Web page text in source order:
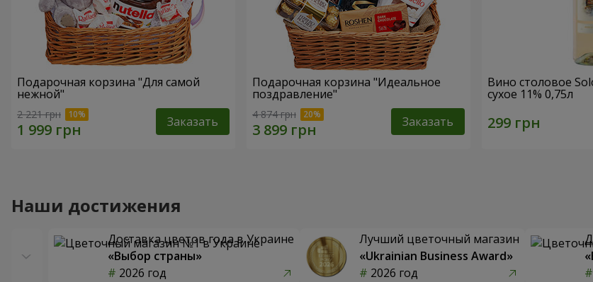
Подарочная корзина "Для самой
нежной"
2 221 грн Заказать
Подарочная корзина "Идеальное
поздравление"
4 874 грн Заказать
Вино столовое
сухое 11% 0,75л
Наши достижения
Доставка цветов года в Украине
«Выбор страны»
2026 год
Лучший цветочный магазин
«Ukrainian Business Award»
2026 год